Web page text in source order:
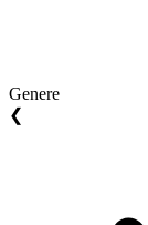
Genere
❮